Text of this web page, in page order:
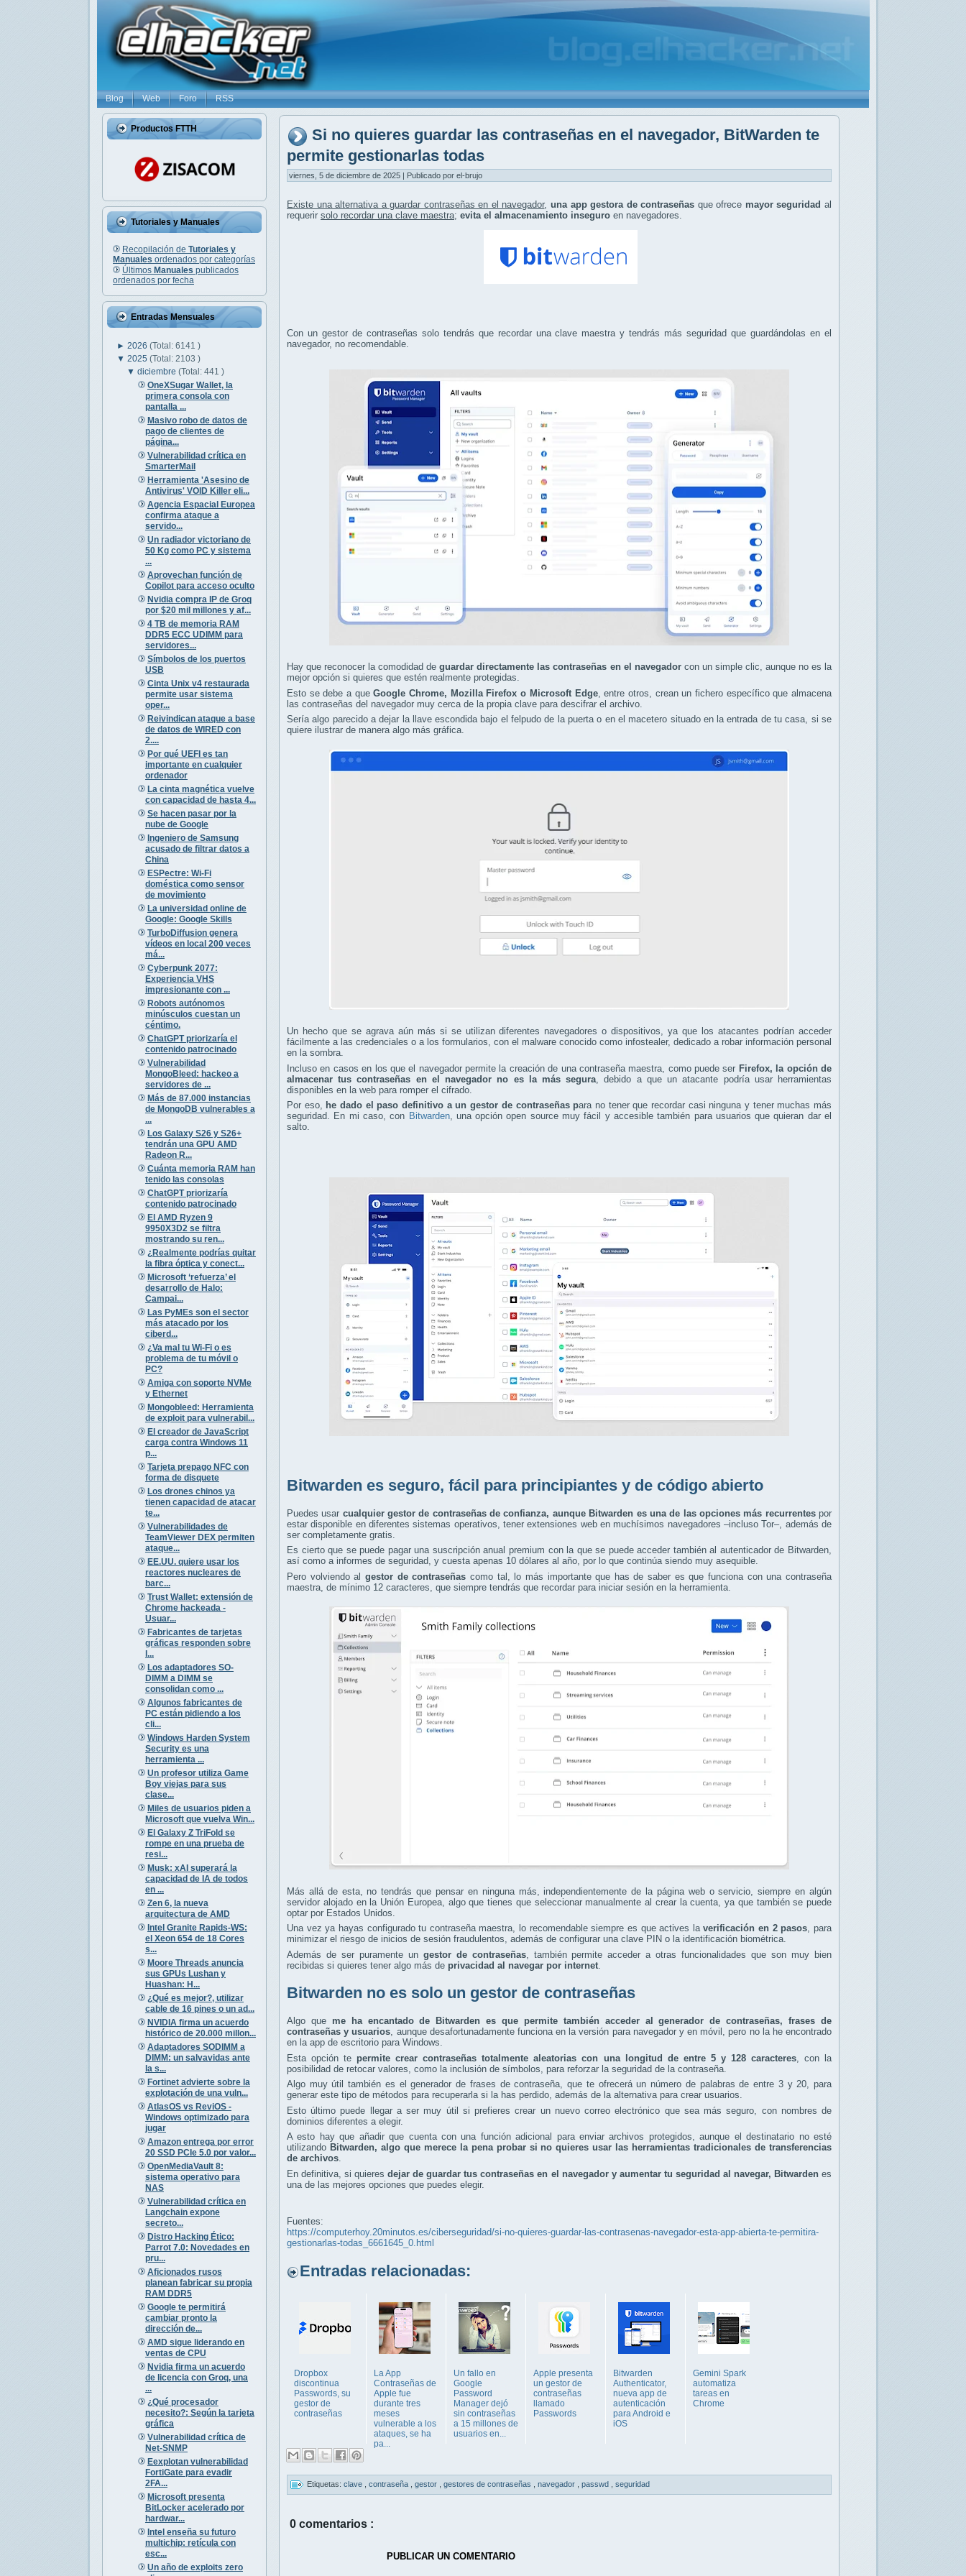
Blog Web Foro RSS
Productos FTTH
Tutoriales y Manuales
Recopilación de Tutoriales y
Manuales ordenados por categorías
Últimos Manuales publicados
ordenados por fecha
Entradas Mensuales
► 2026 (Total: 6141 )
▼ 2025 (Total: 2103 )
▼diciembre(Total: 441 )
OneXSugar Wallet, la
primera consola con
pantalla ...
Masivo robo de datos de
pago de clientes de
página...
Vulnerabilidad crítica en
SmarterMail
Herramienta 'Asesino de
Antivirus' VOID Killer eli...
Agencia Espacial Europea
confirma ataque a
servido...
Un radiador victoriano de
50 Kg como PC y sistema
...
Aprovechan función de
Copilot para acceso oculto
Nvidia compra IP de Groq
por $20 mil millones y af...
4 TB de memoria RAM
DDR5 ECC UDIMM para
servidores...
Símbolos de los puertos
USB
Cinta Unix v4 restaurada
permite usar sistema
oper...
Reivindican ataque a base
de datos de WIRED con
2....
Por qué UEFI es tan
importante en cualquier
ordenador
La cinta magnética vuelve
con capacidad de hasta 4...
Se hacen pasar por la
nube de Google
Ingeniero de Samsung
acusado de filtrar datos a
China
ESPectre: Wi-Fi
doméstica como sensor
de movimiento
La universidad online de
Google: Google Skills
TurboDiffusion genera
vídeos en local 200 veces
má...
Cyberpunk 2077:
Experiencia VHS
impresionante con ...
Robots autónomos
minúsculos cuestan un
céntimo.
ChatGPT priorizaría el
contenido patrocinado
Vulnerabilidad
MongoBleed: hackeo a
servidores de ...
Más de 87.000 instancias
de MongoDB vulnerables a
...
Los Galaxy S26 y S26+
tendrán una GPU AMD
Radeon R...
Cuánta memoria RAM han
tenido las consolas
ChatGPT priorizaría
contenido patrocinado
El AMD Ryzen 9
9950X3D2 se filtra
mostrando su ren...
¿Realmente podrías quitar
la fibra óptica y conect...
Microsoft ‘refuerza’ el
desarrollo de Halo:
Campai...
Las PyMEs son el sector
más atacado por los
ciberd...
¿Va mal tu Wi-Fi o es
problema de tu móvil o
PC?
Amiga con soporte NVMe
y Ethernet
Mongobleed: Herramienta
de exploit para vulnerabil...
El creador de JavaScript
carga contra Windows 11
p...
Tarjeta prepago NFC con
forma de disquete
Los drones chinos ya
tienen capacidad de atacar
te...
Vulnerabilidades de
TeamViewer DEX permiten
ataque...
EE.UU. quiere usar los
reactores nucleares de
barc...
Trust Wallet: extensión de
Chrome hackeada -
Usuar...
Fabricantes de tarjetas
gráficas responden sobre
l...
Los adaptadores SO-
DIMM a DIMM se
consolidan como ...
Algunos fabricantes de
PC están pidiendo a los
cli...
Windows Harden System
Security es una
herramienta ...
Un profesor utiliza Game
Boy viejas para sus
clase...
Miles de usuarios piden a
Microsoft que vuelva Win...
El Galaxy Z TriFold se
rompe en una prueba de
resi...
Musk: xAI superará la
capacidad de IA de todos
en ...
Zen 6, la nueva
arquitectura de AMD
Intel Granite Rapids-WS:
el Xeon 654 de 18 Cores
s...
Moore Threads anuncia
sus GPUs Lushan y
Huashan: H...
¿Qué es mejor?, utilizar
cable de 16 pines o un ad...
NVIDIA firma un acuerdo
histórico de 20.000 millon...
Adaptadores SODIMM a
DIMM: un salvavidas ante
la s...
Fortinet advierte sobre la
explotación de una vuln...
AtlasOS vs ReviOS -
Windows optimizado para
jugar
Amazon entrega por error
20 SSD PCIe 5.0 por valor...
OpenMediaVault 8:
sistema operativo para
NAS
Vulnerabilidad crítica en
Langchain expone
secreto...
Distro Hacking Ético:
Parrot 7.0: Novedades en
pru...
Aficionados rusos
planean fabricar su propia
RAM DDR5
Google te permitirá
cambiar pronto la
dirección de...
AMD sigue liderando en
ventas de CPU
Nvidia firma un acuerdo
de licencia con Groq, una
...
¿Qué procesador
necesito?: Según la tarjeta
gráfica
Vulnerabilidad crítica de
Net-SNMP
Eexplotan vulnerabilidad
FortiGate para evadir
2FA...
Microsoft presenta
BitLocker acelerado por
hardwar...
Intel enseña su futuro
multichip: retícula con
esc...
Un año de exploits zero
Si no quieres guardar las contraseñas en el navegador, BitWarden te
permite gestionarlas todas
viernes, 5 de diciembre de 2025 | Publicado por el-brujo
Existe una alternativa a guardar contraseñas en el navegador,una app gestora de contraseñas que ofrece mayor seguridad al
requerir solo recordar una clave maestra; evita el almacenamiento inseguro en navegadores.
Con un gestor de contraseñas solo tendrás que recordar una clave maestra y tendrás más seguridad que guardándolas en el
navegador, no recomendable.
Hay que reconocer la comodidad deguardar directamente las contraseñas en el navegador con un simple clic, aunque no es la
mejor opción si quieres que estén realmente protegidas.
Esto se debe a queGoogle Chrome, Mozilla Firefox o Microsoft Edge, entre otros, crean un fichero específico que almacena
las contraseñas del navegador muy cerca de la propia clave para descifrar el archivo.
Sería algo parecido a dejar la llave escondida bajo el felpudo de la puerta o en el macetero situado en la entrada de tu casa, si se
quiere ilustrar de manera algo más gráfica.
Un hecho que se agrava aún más si se utilizan diferentes navegadores o dispositivos, ya que los atacantes podrían acceder
fácilmente a las credenciales o a los formularios, con el malware conocido como infostealer, dedicado a robar información personal
en la sombra.
Incluso en casos en los que el navegador permite la creación de una contraseña maestra, como puede ser Firefox, la opción de
almacenar tus contraseñas en el navegador no es la más segura , debido a que un atacante podría usar herramientas
disponibles en la web para romper el cifrado.
Por eso, he dado el paso definitivo a un gestor de contraseñas para no tener que recordar casi ninguna y tener muchas más
seguridad. En mi caso, con Bitwarden, una opción open source muy fácil y accesible también para usuarios que quieran dar el
salto.
Bitwarden es seguro, fácil para principiantes y de código abierto
Puedes usar cualquier gestor de contraseñas de confianza, aunque Bitwarden es una de las opciones más recurrentespor
estar disponible en diferentes sistemas operativos, tener extensiones web en muchísimos navegadores –incluso Tor–, además de
ser completamente gratis.
Es cierto que se puede pagar una suscripción anual premium con la que se puede acceder también al autenticador de Bitwarden,
así como a informes de seguridad, y cuesta apenas 10 dólares al año, por lo que continúa siendo muy asequible.
Pero volviendo al gestor de contraseñas como tal, lo más importante que has de saber es que funciona con una contraseña
maestra, de mínimo 12 caracteres, que siempre tendrás que recordar para iniciar sesión en la herramienta.
Más allá de esta, no tendrás que pensar en ninguna más, independientemente de la página web o servicio, siempre en algún
servidor alojado en la Unión Europea, algo que tienes que seleccionar manualmente al crear la cuenta, ya que también se puede
optar por Estados Unidos.
Una vez ya hayas configurado tu contraseña maestra, lo recomendable siempre es que actives laverificación en 2 pasos, para
minimizar el riesgo de inicios de sesión fraudulentos, además de configurar una clave PIN o la identificación biométrica.
Además de ser puramente un gestor de contraseñas, también permite acceder a otras funcionalidades que son muy bien
recibidas si quieres tener algo más de privacidad al navegar por internet
Bitwarden no es solo un gestor de contraseñas
Algo que me ha encantado de Bitwarden es que permite también acceder al generador de contraseñas, frases de
contraseñas y usuarios, aunque desafortunadamente funciona en la versión para navegador y en móvil, pero no la he encontrado
en la app de escritorio para Windows.
Esta opción te permite crear contraseñas totalmente aleatorias con una longitud de entre 5 y 128 caracteres, con la
posibilidad de retocar valores, como la inclusión de símbolos, para reforzar la seguridad de la contraseña.
Algo muy útil también es el generador de frases de contraseña, que te ofrecerá un número de palabras de entre 3 y 20, para
generar este tipo de métodos para recuperarla si la has perdido, además de la alternativa para crear usuarios.
Esto último puede llegar a ser muy útil si prefieres crear un nuevo correo electrónico que sea más seguro, con nombres de
dominios diferentes a elegir.
A esto hay que añadir que cuenta con una función adicional para enviar archivos protegidos, aunque el destinatario no esté
utilizando Bitwarden, algo que merece la pena probar si no quieres usar las herramientas tradicionales de transferencias
de archivos.
En definitiva, si quieres dejar de guardar tus contraseñas en el navegador y aumentar tu seguridad al navegar, Bitwardenes
una de las mejores opciones que puedes elegir.
Fuentes:
https://computerhoy.20minutos.es/ciberseguridad/si-no-quieres-guardar-las-contrasenas-navegador-esta-app-abierta-te-permitira-
gestionarlas-todas_6661645_0.html
Entradas relacionadas:
Dropbox
discontinua
Passwords, su
gestor de
contraseñas
La App
Contraseñas de
Apple fue
durante tres
meses
vulnerable a los
ataques, se ha
pa...
Un fallo en
Google
Password
Manager dejó
sin contraseñas
a 15 millones de
usuarios en...
Apple presenta
un gestor de
contraseñas
llamado
Passwords
Bitwarden
Authenticator,
nueva app de
autenticación
para Android e
iOS
Gemini Spark
automatiza
tareas en
Chrome
Etiquetas: clave contraseña gestor gestores de contraseñas navegador passwd seguridad
0 comentarios :
PUBLICAR UN COMENTARIO